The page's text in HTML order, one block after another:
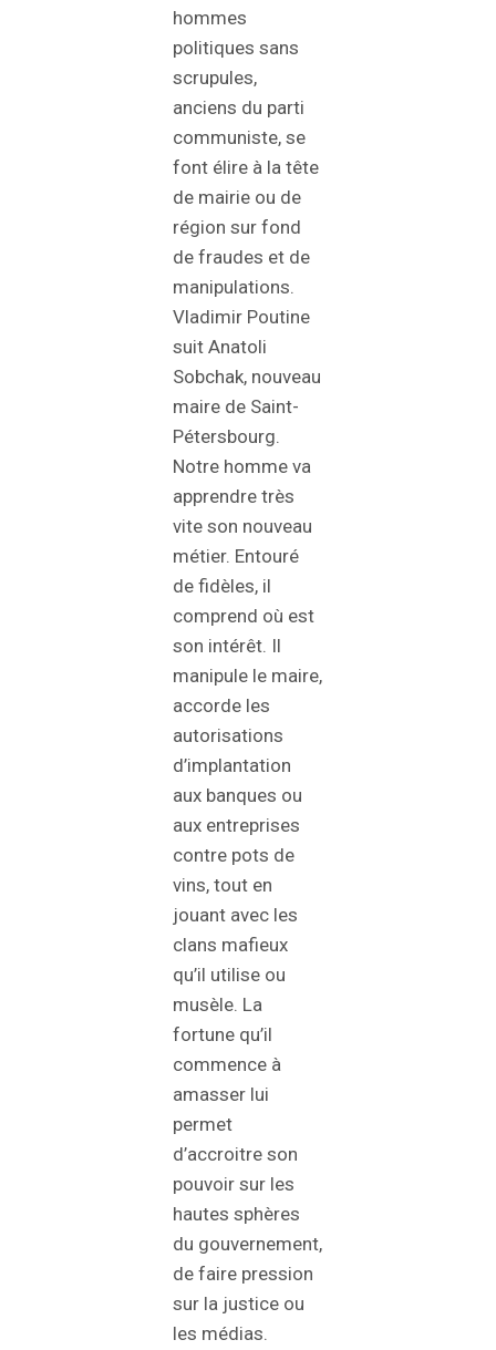
hommes
politiques sans
scrupules,
anciens du parti
communiste, se
font élire à la tête
de mairie ou de
région sur fond
de fraudes et de
manipulations.
Vladimir Poutine
suit Anatoli
Sobchak, nouveau
maire de Saint-
Pétersbourg.
Notre homme va
apprendre très
vite son nouveau
métier. Entouré
de fidèles, il
comprend où est
son intérêt. Il
manipule le maire,
accorde les
autorisations
d’implantation
aux banques ou
aux entreprises
contre pots de
vins, tout en
jouant avec les
clans mafieux
qu’il utilise ou
musèle. La
fortune qu’il
commence à
amasser lui
permet
d’accroitre son
pouvoir sur les
hautes sphères
du gouvernement,
de faire pression
sur la justice ou
les médias.